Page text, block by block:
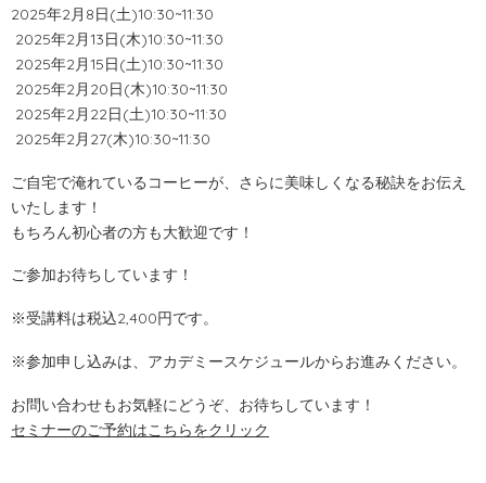
2025年2月8日(土)10:30~11:30
2025年2月13日(木)10:30~11:30
2025年2月15日(土)10:30~11:30
2025年2月20日(木)10:30~11:30
2025年2月22日(土)10:30~11:30
2025年2月27(木)10:30~11:30
ご自宅で淹れているコーヒーが、さらに美味しくなる秘訣をお伝え
いたします！
もちろん初心者の方も大歓迎です！
ご参加お待ちしています！
※受講料は税込2,400円です。
※参加申し込みは、アカデミースケジュールからお進みください。
お問い合わせもお気軽にどうぞ、お待ちしています！
セミナーのご予約はこちらをクリック